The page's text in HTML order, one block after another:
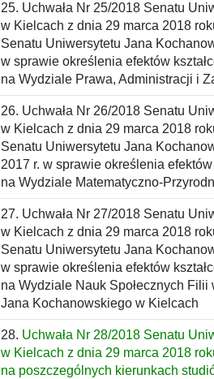
25. Uchwała Nr 25/2018 Senatu
w Kielcach z dnia 29 marca 2018
Senatu Uniwersytetu Jana
w sprawie określenia efektów
na Wydziale Prawa, Administracji i
26. Uchwała Nr 26/2018 Senatu
w Kielcach z dnia 29 marca 2018
Senatu Uniwersytetu Jana
2017 r. w sprawie określenia
na Wydziale Matematyczno-
27. Uchwała Nr 27/2018 Senatu
w Kielcach z dnia 29 marca 2018
Senatu Uniwersytetu Jana
w sprawie określenia efektów
na Wydziale Nauk Społecznych
Jana Kochanowskiego w Kielcach
28. Uchwała Nr 28/2018 Senatu
w Kielcach z dnia 29 marca 2018
na poszczególnych kierunkach